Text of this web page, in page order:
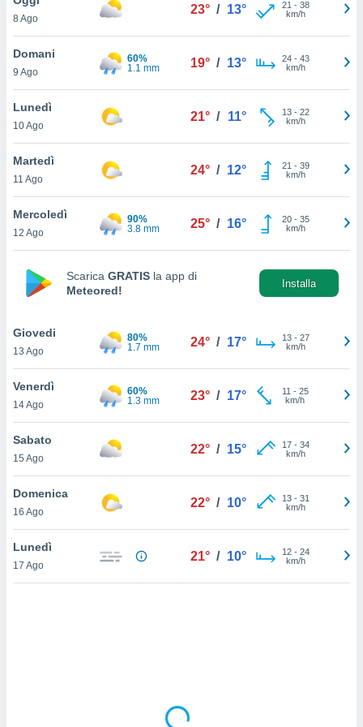
è
al sito
di
ci
di
il
un
la
nella
cookie
il tuo
in
a piè
del
8 Ago
23° / 13° 21 - 38
km/h
Domani
9 Ago
60%
1.1 mm
19° / 13° 24- 43
km/h
Lunedì
10 Ago
21° / 11° 13- 22
km/h
Martedì
11 Ago
24° / 12° 21 - 39
km/h
Mercoledì
12 Ago
90%
3.8 mm
25° / 16° 20- 35
km/h
Scarica GRATIS la app di
Meteored!
Installa
Giovedi
13 Ago
80%
1.7 mm
24° / 17° 13- 27
km/h
Venerdì
14 Ago
60%
1.3 mm
23° / 17° 11 - 25
km/h
Sabato
15 Ago
22° / 15° 17- 34
km/h
Domenica
16 Ago
22° / 10° 13- 31
km/h
Lunedì
17 Ago
21° / 10° 12- 24
km/h